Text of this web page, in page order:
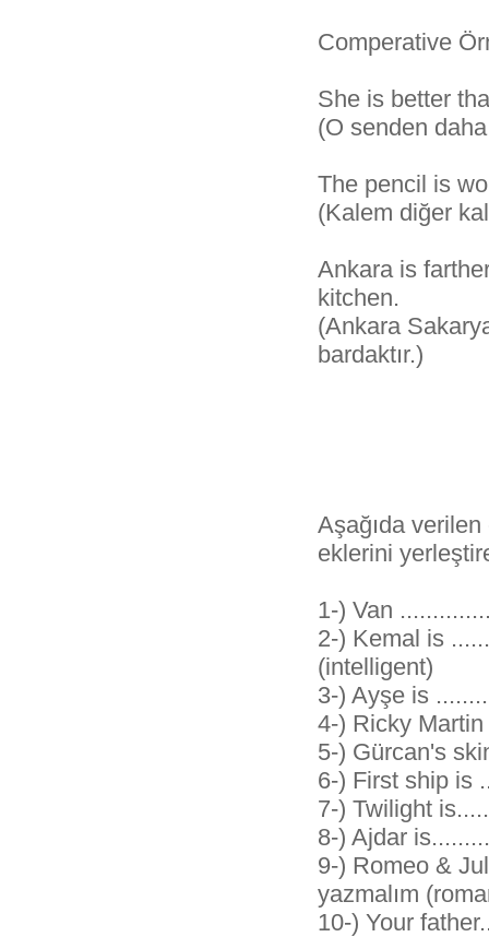
Comperative
She is better
(O senden
The pencil is
(Kalem diğer
Ankara is
kitchen.
(Ankara
bardaktır.)
Aşağıda
eklerini
1-) Van
2-) Kemal is
(intelligent)
3-) Ayşe is
4-) Ricky
5-) Gürcan's
6-) First ship is
7-) Twilight
8-) Ajdar
9-) Romeo &
yazmalım
10-) Your